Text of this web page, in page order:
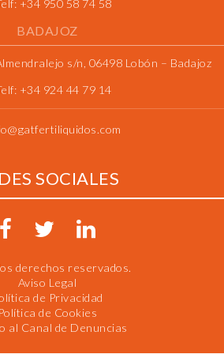
+34 950 58 74 58
BADAJOZ
s/n, 06498 Lobón – Badajoz
+34 924 44 79 14
SOCIALES
derechos reservados.
Aviso Legal
de Privacidad
Política de Cookies
al Canal de Denuncias